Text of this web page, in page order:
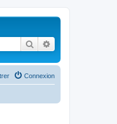
Rechercher
Connexion